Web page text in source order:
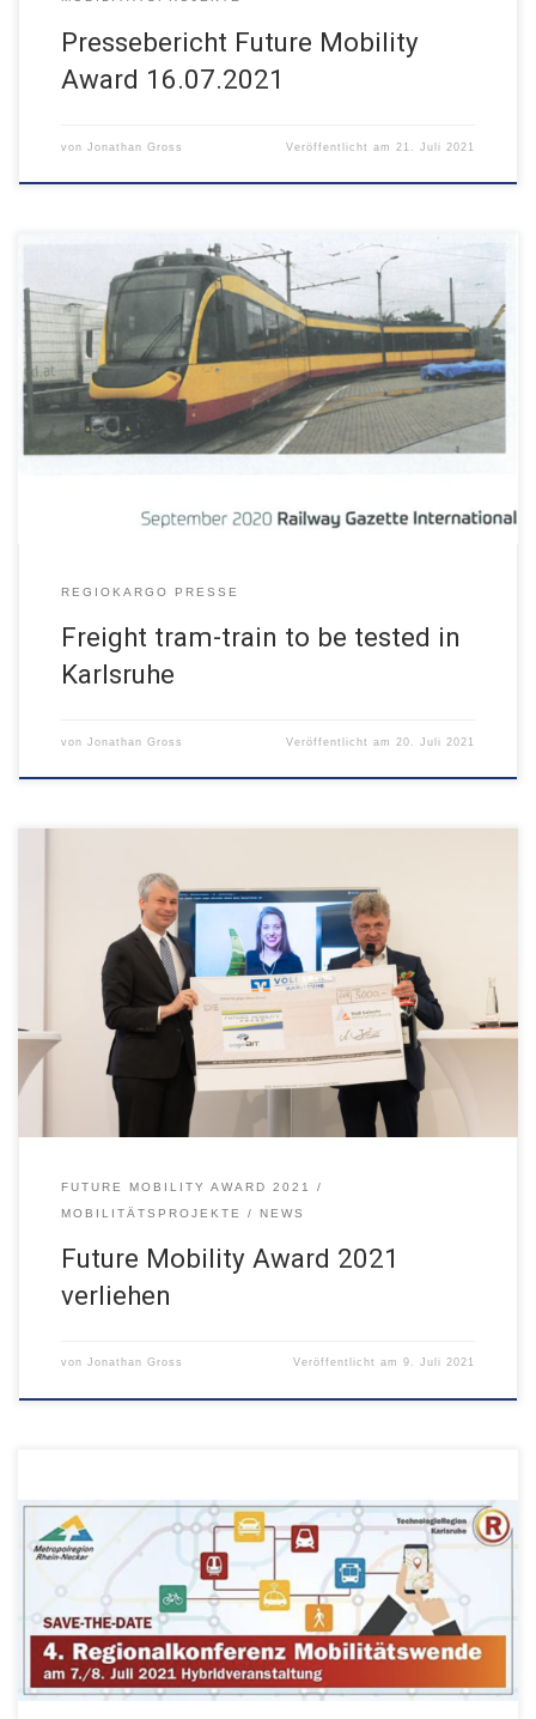
Pressebericht Future Mobility
Award 16.07.2021
von Jonathan Gross Veröffentlicht am 21. Juli 2021
Internationales Fachmagazin September 2021
REGIOKARGO PRESSE
Freight tram-train to be tested in
Karlsruhe
von Jonathan Gross Veröffentlicht am 20. Juli 2021
07.07.2021, Karlsruhe
FUTURE MOBILITY AWARD 2021
MOBILITÄTSPROJEKTE
NEWS
Future Mobility Award 2021
verliehen
von Jonathan Gross Veröffentlicht am9. Juli 2021
07.07. - 08.07.2021, Baden Baden